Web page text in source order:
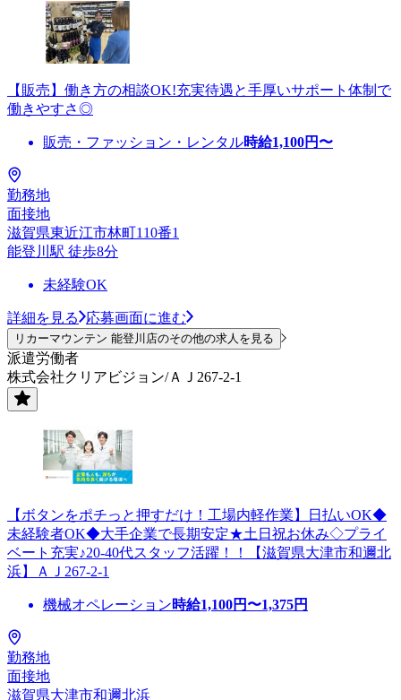
【販売】働き方の相談OK!充実待遇と手厚いサポート体制で
働きやすさ◎
販売・ファッション・レンタル時給1,100円〜
勤務地
面接地
滋賀県東近江市林町110番1
能登川駅 徒歩8分
未経験OK
詳細を見る 応募画面に進む
リカーマウンテン 能登川店のその他の求人を見る
派遣労働者
株式会社クリアビジョン/ＡＪ267-2-1
【ボタンをポチっと押すだけ！工場内軽作業】日払いOK◆
未経験者OK◆大手企業で長期安定★土日祝お休み◇プライ
ベート充実♪20-40代スタッフ活躍！！【滋賀県大津市和邇北
浜】ＡＪ267-2-1
機械オペレーション時給1,100円〜1,375円
勤務地
面接地
滋賀県大津市和邇北浜